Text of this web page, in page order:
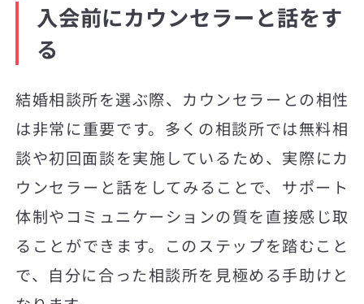
入会前にカウンセラーと話をす
る
結婚相談所を選ぶ際、カウンセラーとの相性
は非常に重要です。多くの相談所では無料相
談や初回面談を実施しているため、実際にカ
ウンセラーと話をしてみることで、サポート
体制やコミュニケーションの質を直接感じ取
ることができます。このステップを踏むこと
で、自分に合った相談所を見極める手助けと